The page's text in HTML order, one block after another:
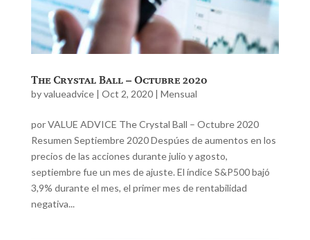
The Crystal Ball – Octubre 2020
byvalueadvice| Oct 2, 2020| Mensual
por VALUE ADVICE The Crystal Ball – Octubre 2020
Resumen Septiembre 2020 Despúes de aumentos en los
precios de las acciones durante julio y agosto,
septiembre fue un mes de ajuste. El índice S&P500 bajó
3,9% durante el mes, el primer mes de rentabilidad
negativa...